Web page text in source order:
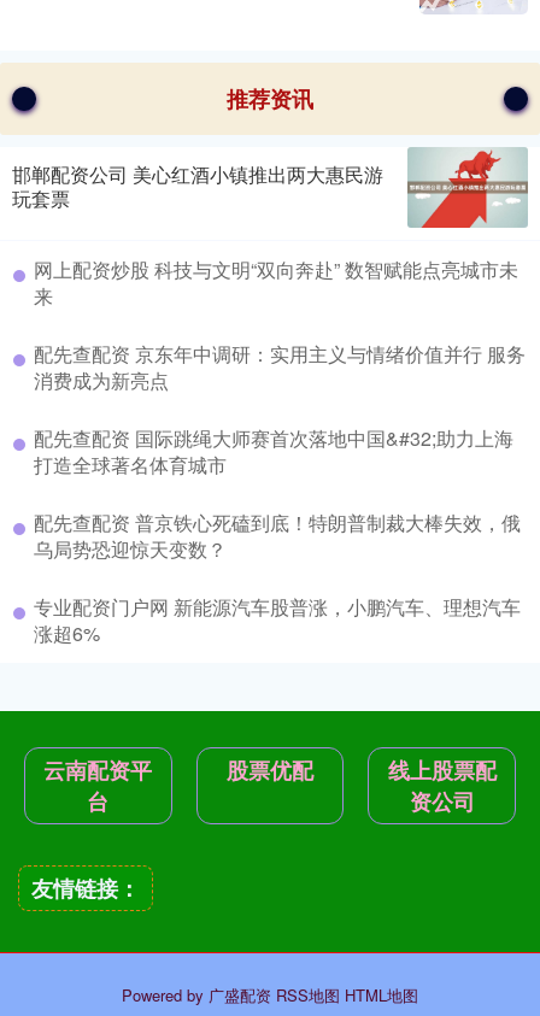
推荐资讯
邯郸配资公司 美心红酒小镇推出两大惠民游
玩套票
网上配资炒股 科技与文明“双向奔赴” 数智赋能点亮城市未
来
配先查配资 京东年中调研：实用主义与情绪价值并行 服务
消费成为新亮点
配先查配资 国际跳绳大师赛首次落地中国&#32;助力上海
打造全球著名体育城市
配先查配资 普京铁心死磕到底！特朗普制裁大棒失效，俄
乌局势恐迎惊天变数？
专业配资门户网 新能源汽车股普涨，小鹏汽车、理想汽车
涨超6%
云南配资平
台
股票优配
线上股票配
资公司
友情链接：
Powered by 广盛配资 RSS地图 HTML地图